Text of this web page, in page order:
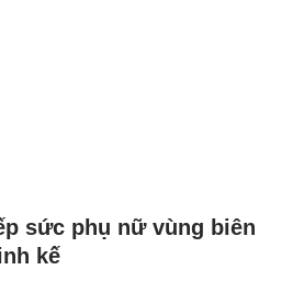
sức phụ nữ vùng biên
kế